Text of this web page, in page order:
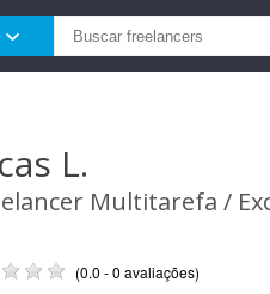
L.
Multitarefa /
(0.0 - 0 avaliações)